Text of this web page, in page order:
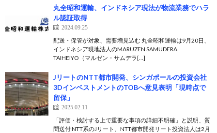
丸全昭和運輸、インドネシア現法が物流業務でハラ
ル認証取得
2024.09.25
配送・保管が対象、需要増見込む 丸全昭和運輸は9月20日、
インドネシア現地法人のMARUZEN SAMUDERA
TAIHEIYO（マルゼン・サムデラ[…]
JリートのNTT都市開発、シンガポールの投資会社
3DインベストメントのTOBへ意見表明「現時点で
留保」
2025.02.11
「評価・検討する上で重要な事項の詳細不明確」と説明、質
問送付 NTT系のJリート、NTT都市開発リート投資法人は2月